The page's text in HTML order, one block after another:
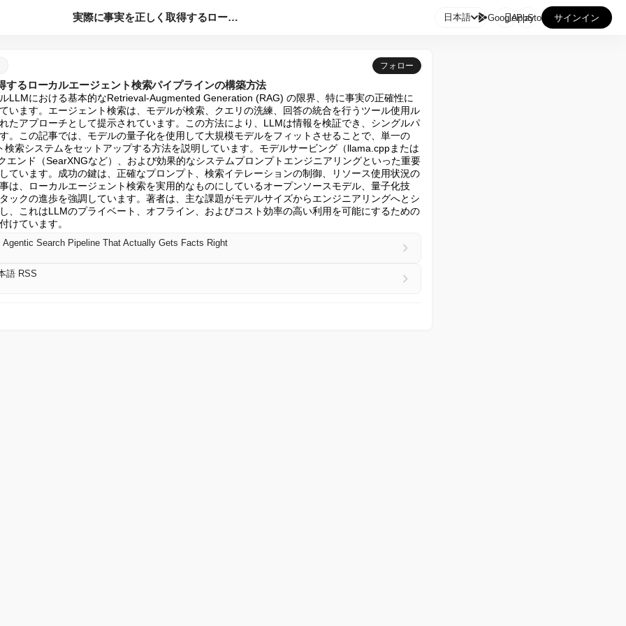
実際に事実を正しく取得するローカルエージェント検索パイプライ... 日本語 GooglePlay
AppStore サインイン
フォロー
するローカルエージェント検索パイプラインの構築方法
LLMにおける基本的なRetrieval-Augmented Generation (RAG) の限界、特に事実の正確性に
います。エージェント検索は、モデルが検索、クエリの洗練、回答の統合を行うツール使用ル
たアプローチとして提示されています。この方法により、LLMは情報を検証でき、シングルパ
。この記事では、モデルの量子化を使用して大規模モデルをフィットさせることで、単一の
検索システムをセットアップする方法を説明しています。モデルサービング（llama.cppまたは
エンド（SearXNGなど）、および効果的なシステムプロンプトエンジニアリングといった重要
ています。成功の鍵は、正確なプロンプト、検索イテレーションの制御、リソース使用状況の
は、ローカルエージェント検索を実用的なものにしているオープンソースモデル、量子化技
ックの進歩を強調しています。著者は、主な課題がモデルサイズからエンジニアリングへとシ
、これはLLMのプライベート、オフライン、およびコスト効率の高い利用を可能にするための
けています。
Agentic Search Pipeline That Actually Gets Facts Right
語 RSS